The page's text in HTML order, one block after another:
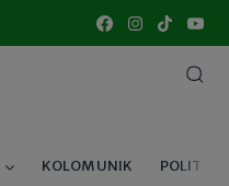
KOLOM UNIK POLITIK